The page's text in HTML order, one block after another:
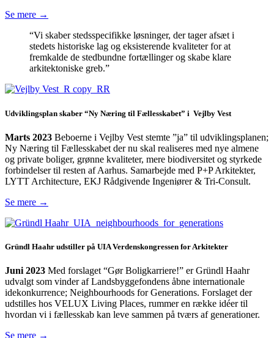
Se mere →
“Vi skaber stedsspecifikke løsninger, der tager afsæt i
stedets historiske lag og eksisterende kvaliteter for at
fremkalde de stedbundne fortællinger og skabe klare
arkitektoniske greb.”
Udviklingsplan skaber “Ny Næring til Fællesskabet” i Vejlby Vest
Marts 2023 Beboerne i Vejlby Vest stemte ”ja” til udviklingsplanen;
Ny Næring til Fællesskabet der nu skal realiseres med nye almene
og private boliger, grønne kvaliteter, mere biodiversitet og styrkede
forbindelser til resten af Aarhus. Samarbejde med P+P Arkitekter,
LYTT Architecture, EKJ Rådgivende Ingeniører & Tri-Consult.
Se mere →
Gründl Haahr udstiller på UIA Verdenskongressen for Arkitekter
Juni 2023 Med forslaget “Gør Boligkarriere!” er Gründl Haahr
udvalgt som vinder af Landsbyggefondens åbne internationale
idekonkurrence; Neighbourhoods for Generations. Forslaget der
udstilles hos VELUX Living Places, rummer en række idéer til
hvordan vi i fællesskab kan leve sammen på tværs af generationer.
Se mere →